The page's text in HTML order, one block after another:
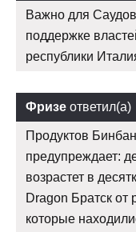
Важно для
поддержке
республики
Фризе ответил(а)
Продуктов
предупреждает:
возрастет в
Dragon Братск от
которые